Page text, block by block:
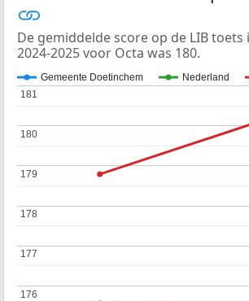
De gemiddelde score op de LIB
2024-2025 voor Octa was 180.
Gemeente Doetinchem Nederland
176
176
177
177
178
178
179
179
180
180
181
181